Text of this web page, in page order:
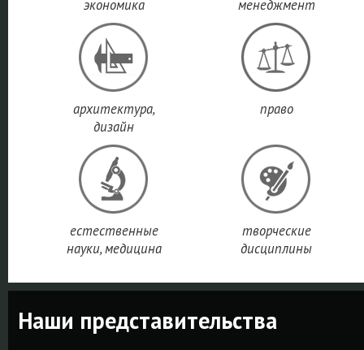
курсов этого
колледжа.
ПОДРОБНЕЕ
исследований.
экономика
менеджмент
архитектура,
дизайн
право
естественные
науки, медицина
творческие
дисциплины
Наши представительства